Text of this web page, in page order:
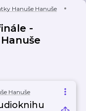
Hanuše Hanuše
-
Hanuše